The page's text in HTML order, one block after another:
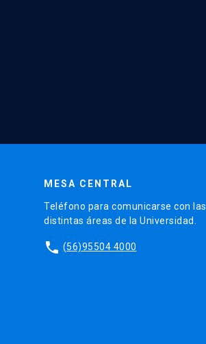
MESA CENTRAL
Teléfono para comunicarse con las
distintas áreas de la Universidad.
phone (56)95504 4000